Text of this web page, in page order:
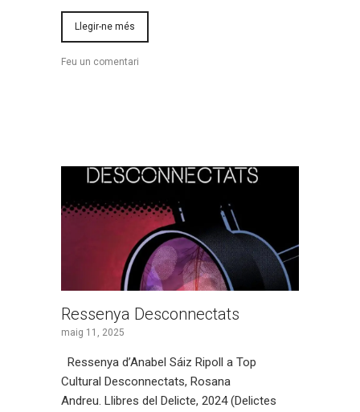
Llegir-ne més
Feu un comentari
Ressenya Desconnectats
maig 11, 2025
Ressenya d’Anabel Sáiz Ripoll a Top
Cultural Desconnectats, Rosana
Andreu. Llibres del Delicte, 2024 (Delictes